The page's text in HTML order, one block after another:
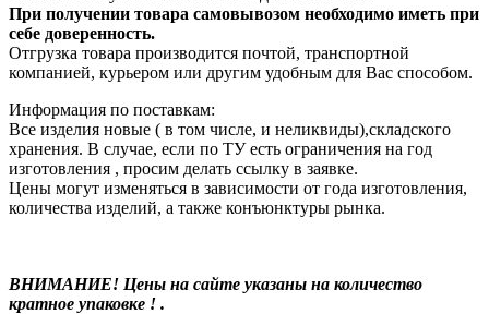
При получении товара самовывозом необходимо иметь при
себе доверенность.
Отгрузка товара производится почтой, транспортной
компанией, курьером или другим удобным для Вас способом.
Информация по поставкам:
Все изделия новые ( в том числе, и неликвиды),складского
хранения. В случае, если по ТУ есть ограничения на год
изготовления , просим делать ссылку в заявке.
Цены могут изменяться в зависимости от года изготовления,
количества изделий, а также конъюнктуры рынка.
ВНИМАНИЕ! Цены на сайте указаны на количество
кратное упаковке ! .